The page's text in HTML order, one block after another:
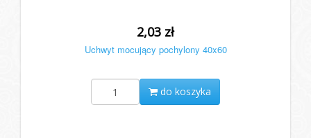
2,03 zł
Uchwyt mocujący pochylony 40x60
do koszyka